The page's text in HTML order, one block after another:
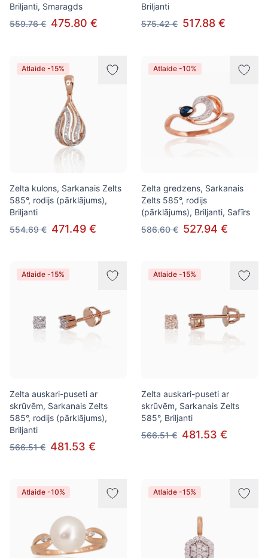
Briljanti, Smaragds
559.76 € 475.80 €
Briljanti
575.42 € 517.88 €
Atlaide -15%
Zelta kulons, Sarkanais Zelts
585°, rodijs (pārklājums),
Briljanti
554.69 € 471.49 €
Atlaide -10%
Zelta gredzens, Sarkanais
Zelts 585°, rodijs
(pārklājums), Briljanti, Safīrs
586.60 € 527.94 €
Atlaide -15%
Zelta auskari-puseti ar
skrūvēm, Sarkanais Zelts
585°, rodijs (pārklājums),
Briljanti
566.51 € 481.53 €
Atlaide -15%
Zelta auskari-puseti ar
skrūvēm, Sarkanais Zelts
585°, Briljanti
566.51 € 481.53 €
Atlaide -10% Atlaide -15%